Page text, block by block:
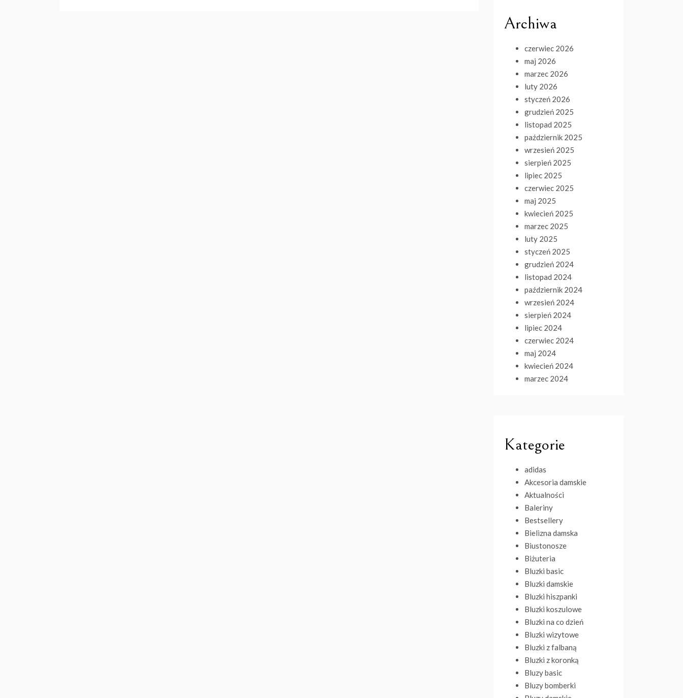
Archiwa
czerwiec 2026
maj 2026
marzec 2026
luty 2026
styczeń 2026
grudzień 2025
listopad 2025
październik 2025
wrzesień 2025
sierpień 2025
lipiec 2025
czerwiec 2025
maj 2025
kwiecień 2025
marzec 2025
luty 2025
styczeń 2025
grudzień 2024
listopad 2024
październik 2024
wrzesień 2024
sierpień 2024
lipiec 2024
czerwiec 2024
maj 2024
kwiecień 2024
marzec 2024
Kategorie
adidas
Akcesoria damskie
Aktualności
Baleriny
Bestsellery
Bielizna damska
Biustonosze
Biżuteria
Bluzki basic
Bluzki damskie
Bluzki hiszpanki
Bluzki koszulowe
Bluzki na co dzień
Bluzki wizytowe
Bluzki z falbaną
Bluzki z koronką
Bluzy basic
Bluzy bomberki